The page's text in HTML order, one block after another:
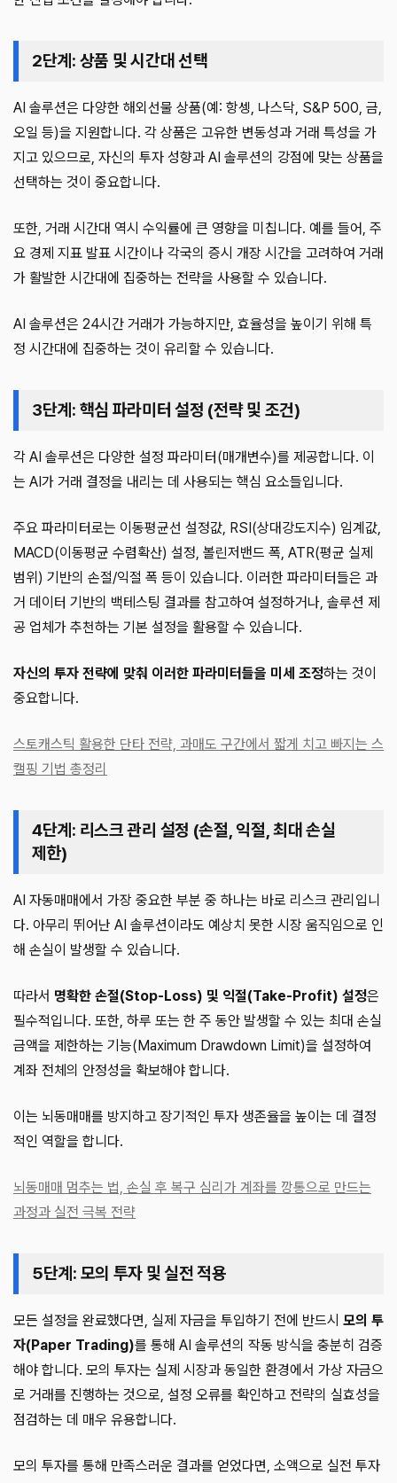
2단계: 상품 및 시간대 선택
AI 솔루션은 다양한 해외선물 상품(예: 항셍, 나스닥, S&P 500, 금,
오일 등)을 지원합니다. 각 상품은 고유한 변동성과 거래 특성을 가
지고 있으므로, 자신의 투자 성향과 AI 솔루션의 강점에 맞는 상품을
선택하는 것이 중요합니다.
또한, 거래 시간대 역시 수익률에 큰 영향을 미칩니다. 예를 들어, 주
요 경제 지표 발표 시간이나 각국의 증시 개장 시간을 고려하여 거래
가 활발한 시간대에 집중하는 전략을 사용할 수 있습니다.
AI 솔루션은 24시간 거래가 가능하지만, 효율성을 높이기 위해 특
정 시간대에 집중하는 것이 유리할 수 있습니다.
3단계: 핵심 파라미터 설정 (전략 및 조건)
각 AI 솔루션은 다양한 설정 파라미터(매개변수)를 제공합니다. 이
는 AI가 거래 결정을 내리는 데 사용되는 핵심 요소들입니다.
주요 파라미터로는 이동평균선 설정값, RSI(상대강도지수) 임계값,
MACD(이동평균 수렴확산) 설정, 볼린저밴드 폭, ATR(평균 실제
범위) 기반의 손절/익절 폭 등이 있습니다. 이러한 파라미터들은 과
거 데이터 기반의 백테스팅 결과를 참고하여 설정하거나, 솔루션 제
공 업체가 추천하는 기본 설정을 활용할 수 있습니다.
자신의 투자 전략에 맞춰 이러한 파라미터들을 미세 조정하는 것이
중요합니다.
스토캐스틱 활용한 단타 전략, 과매도 구간에서 짧게 치고 빠지는 스
캘핑 기법 총정리
4단계: 리스크 관리 설정 (손절, 익절, 최대 손실
제한)
AI 자동매매에서 가장 중요한 부분 중 하나는 바로 리스크 관리입니
다. 아무리 뛰어난 AI 솔루션이라도 예상치 못한 시장 움직임으로 인
해 손실이 발생할 수 있습니다.
따라서 명확한 손절(Stop-Loss) 및 익절(Take-Profit) 설정은
필수적입니다. 또한, 하루 또는 한 주 동안 발생할 수 있는 최대 손실
금액을 제한하는 기능(Maximum Drawdown Limit)을 설정하여
계좌 전체의 안정성을 확보해야 합니다.
이는 뇌동매매를 방지하고 장기적인 투자 생존율을 높이는 데 결정
적인 역할을 합니다.
뇌동매매 멈추는 법, 손실 후 복구 심리가 계좌를 깡통으로 만드는
과정과 실전 극복 전략
5단계: 모의 투자 및 실전 적용
모든 설정을 완료했다면, 실제 자금을 투입하기 전에 반드시 모의 투
자(Paper Trading)를 통해 AI 솔루션의 작동 방식을 충분히 검증
해야 합니다. 모의 투자는 실제 시장과 동일한 환경에서 가상 자금으
로 거래를 진행하는 것으로, 설정 오류를 확인하고 전략의 실효성을
점검하는 데 매우 유용합니다.
모의 투자를 통해 만족스러운 결과를 얻었다면, 소액으로 실전 투자